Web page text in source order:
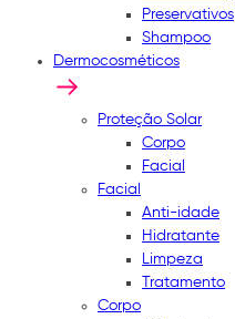
Preservativos
Shampoo
Dermocosméticos
Proteção Solar
Corpo
Facial
Facial
Anti-idade
Hidratante
Limpeza
Tratamento
Corpo